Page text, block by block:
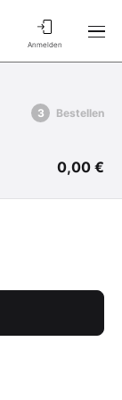
Anmelden
Bestellen
0,00 €